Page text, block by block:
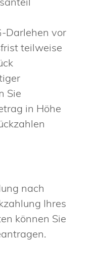
Darlehen vor
teilweise
Sie
in Höhe
nach
Ihres
können Sie